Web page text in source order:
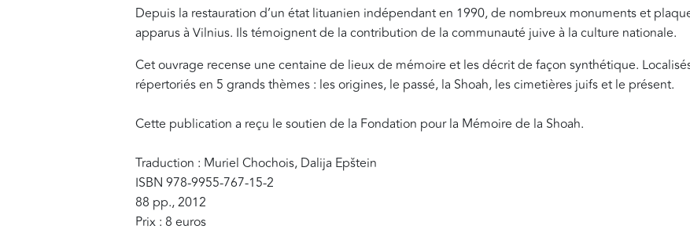
Depuis la restauration d’un état lituanien indépendant en 1990, de nombreux monuments et
apparus à Vilnius. Ils témoignent de la contribution de la communauté juive à la culture nationale.
Cet ouvrage recense une centaine de lieux de mémoire et les décrit de façon synthétique.
répertoriés en 5 grands thèmes : les origines, le passé, la Shoah, les cimetières juifs et le présent.
Cette publication a reçu le soutien de la Fondation pour la Mémoire de la Shoah.
Traduction : Muriel Chochois, Dalija Epštein
ISBN 978-9955-767-15-2
88 pp., 2012
Prix : 8 euros